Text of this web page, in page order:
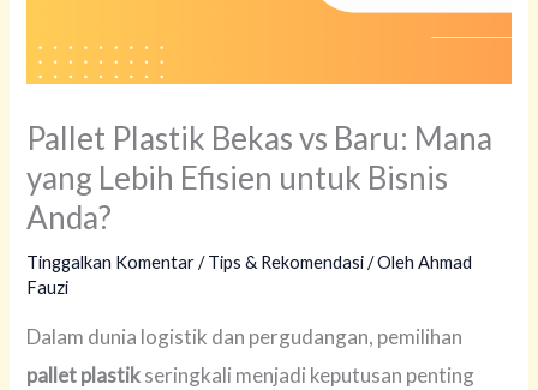
Pallet Plastik Bekas vs Baru: Mana
yang Lebih Efisien untuk Bisnis
Anda?
Tinggalkan Komentar /Tips & Rekomendasi/ OlehAhmad
Fauzi
Dalam dunia logistik dan pergudangan, pemilihan
pallet plastikseringkali menjadi keputusan penting